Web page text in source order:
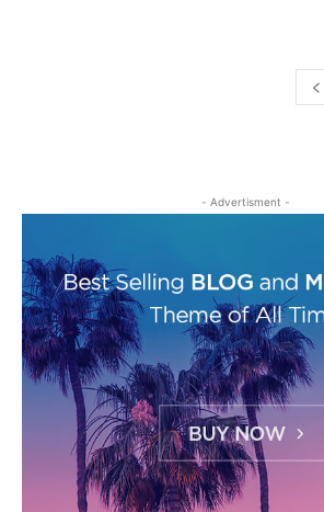
- Advertisment -